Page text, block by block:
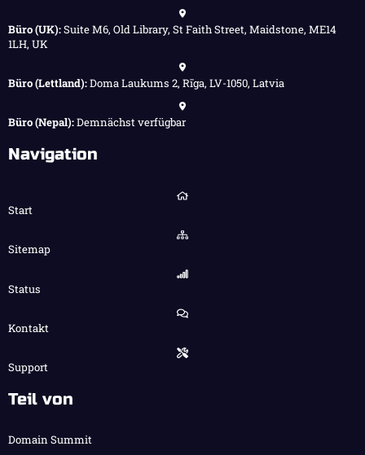
Büro (UK):Suite M6, Old Library, St Faith Street, Maidstone, ME14
1LH, UK
Büro (Lettland):Doma Laukums 2, Rīga, LV-1050, Latvia
Büro (Nepal):Demnächst verfügbar
Navigation
Start
Sitemap
Status
Kontakt
Support
Teil von
Domain Summit